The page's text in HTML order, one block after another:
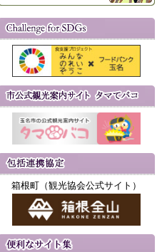
箱根町（観光協会公式サイト）